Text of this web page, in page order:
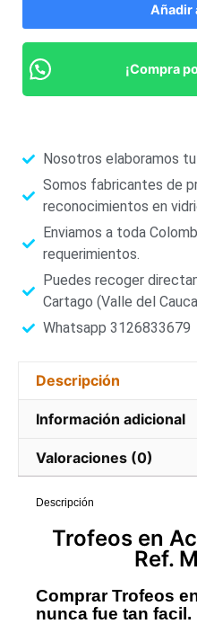
Añadir
¡Compra
Nosotros elaboramos
Somos fabricantes de
reconocimientos en
Enviamos a toda
requerimientos.
Puedes recoger
Cartago (Valle del
Whatsapp 3126833679
Descripción
Información adicional
Valoraciones (0)
Descripción
Trofeos en
Ref.
Comprar Trofeos
nunca fue tan facil.